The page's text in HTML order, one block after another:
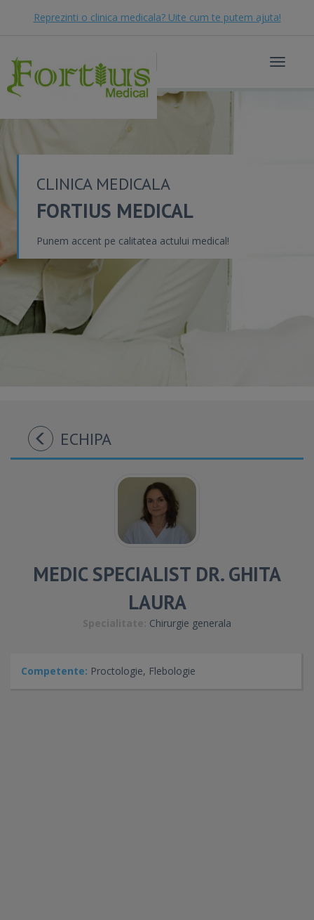
Reprezinti o clinica medicala? Uite cum te putem ajuta!
Toggle
CLINICA MEDICALA
FORTIUS MEDICAL
Punem accent pe calitatea actului medical!
ECHIPA
MEDIC SPECIALIST DR. GHITA
LAURA
Chirurgie generala
Competente: Proctologie, Flebologie